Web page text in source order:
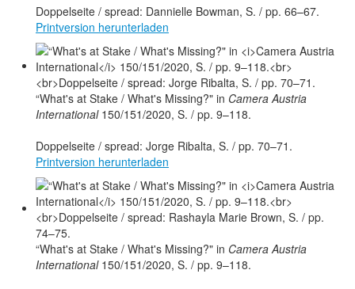
Doppelseite / spread: Dannielle Bowman, S. / pp. 66–67.
Printversion herunterladen
“What's at Stake / What's Missing?" in Camera Austria
International150/151/2020, S. / pp. 9–118.
Doppelseite / spread: Jorge Ribalta, S. / pp. 70–71.
Printversion herunterladen
“What's at Stake / What's Missing?" in Camera Austria
International150/151/2020, S. / pp. 9–118.